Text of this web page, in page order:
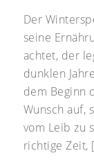
Der
seine
achtet, der
dunklen
dem Beginn
Wunsch auf,
vom Leib zu
richtige Zeit,